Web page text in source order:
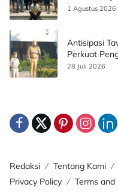
Korban
1 Agustus 2026
Antisipasi
Perkuat
Publik
28 Juli 2026
Redaksi Tentang Kami
Privacy Policy
Terms